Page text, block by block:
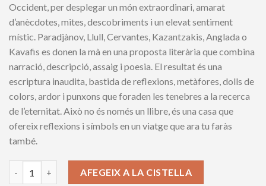
Occident, per desplegar un món extraordinari, amarat
d’anècdotes, mites, descobriments i un elevat sentiment
místic. Paradjànov, Llull, Cervantes, Kazantzakis, Anglada o
Kavafis es donen la mà en una proposta literària que combina
narració, descripció, assaig i poesia. El resultat és una
escriptura inaudita, bastida de reflexions, metàfores, dolls de
colors, ardor i punxons que foraden les tenebres a la recerca
de l’eternitat. Això no és només un llibre, és una casa que
ofereix reflexions i símbols en un viatge que ara tu faràs
també.
Les roses a frec de l’hivern quantity
AFEGEIX A LA CISTELLA